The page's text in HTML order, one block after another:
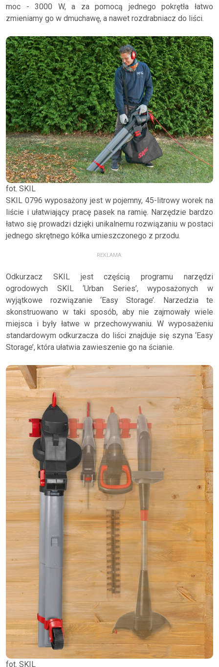
moc - 3000 W, a za pomocą jednego pokrętła łatwo
zmieniamy go w dmuchawę, a nawet rozdrabniacz do liści.
fot. SKIL
SKIL 0796 wyposażony jest w pojemny, 45-litrowy worek na
liście i ułatwiający pracę pasek na ramię. Narzędzie bardzo
łatwo się prowadzi dzięki unikalnemu rozwiązaniu w postaci
jednego skrętnego kółka umieszczonego z przodu.
REKLAMA:
Odkurzacz SKIL jest częścią programu narzędzi
ogrodowych SKIL ‘Urban Series’, wyposażonych w
wyjątkowe rozwiązanie ‘Easy Storage’. Narzedzia te
skonstruowano w taki sposób, aby nie zajmowały wiele
miejsca i były łatwe w przechowywaniu. W wyposażeniu
standardowym odkurzacza do liści znajduje się szyna ‘Easy
Storage’, która ułatwia zawieszenie go na ścianie.
fot. SKIL